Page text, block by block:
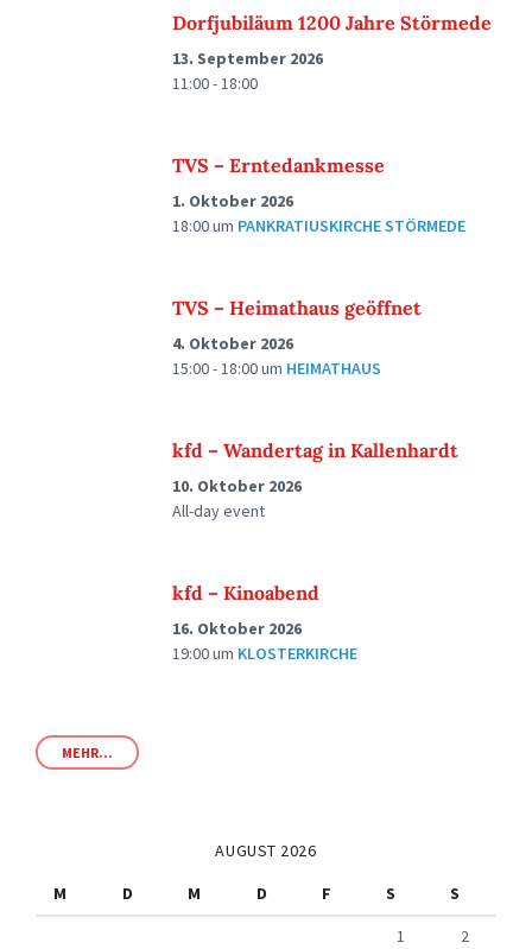
Dorfjubiläum 1200 Jahre Störmede
13. September 2026
11:00 - 18:00
TVS – Erntedankmesse
1. Oktober 2026
18:00um PANKRATIUSKIRCHE STÖRMEDE
TVS – Heimathaus geöffnet
4. Oktober 2026
15:00 - 18:00um HEIMATHAUS
kfd – Wandertag in Kallenhardt
10. Oktober 2026
All-day event
kfd – Kinoabend
16. Oktober 2026
19:00um KLOSTERKIRCHE
MEHR...
AUGUST 2026
M
D M D F S
S
1
2